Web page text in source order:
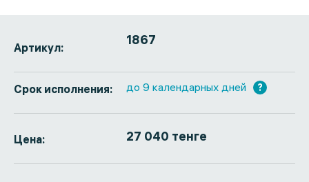
Артикул: 1867
Срок исполнения: до 9 календарных дней ?
Цена: 27 040 тенге